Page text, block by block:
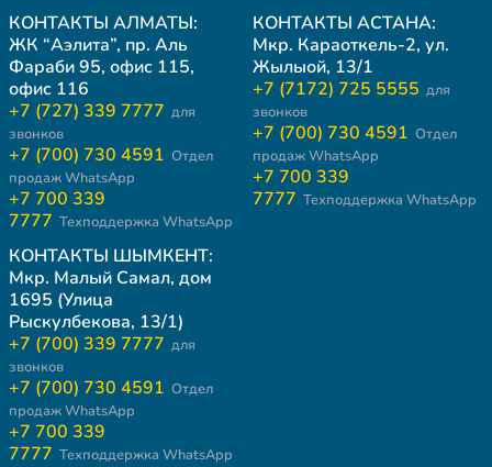
КОНТАКТЫ АЛМАТЫ:
ЖК “Аэлита”, пр. Аль
Фараби 95, офис 115,
офис 116
+7 (727) 339 7777 для
звонков
+7 (700) 730 4591 Отдел
продаж WhatsApp
+7 700 339
7777 Техподдержка WhatsApp
КОНТАКТЫ АСТАНА:
Мкр. Караоткель-2, ул.
Жылыой, 13/1
+7 (7172) 725 5555 для
звонков
+7 (700) 730 4591 Отдел
продаж WhatsApp
+7 700 339
7777 Техподдержка WhatsApp
КОНТАКТЫ ШЫМКЕНТ:
Мкр. Малый Самал, дом
1695 (Улица
Рыскулбекова, 13/1)
+7 (700) 339 7777 для
звонков
+7 (700) 730 4591 Отдел
продаж WhatsApp
+7 700 339
7777 Техподдержка WhatsApp